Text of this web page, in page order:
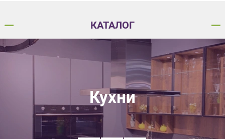
КАТАЛОГ
Кухни